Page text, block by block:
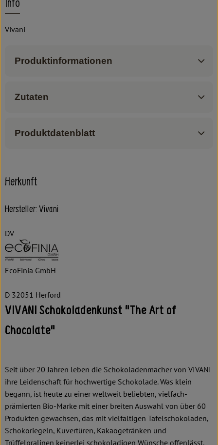
Info
Vivani
Produktinformationen
Zutaten
Produktdatenblatt
Herkunft
Hersteller: Vivani
DV
EcoFinia GmbH
D 32051 Herford
VIVANI Schokoladenkunst "The Art of
Chocolate"
Seit über 20 Jahren leben die Schokoladenmacher von VIVANI
ihre Leidenschaft für hochwertige Schokolade. Was klein
begann, ist heute zu einer weltweit beliebten, vielfach-
prämierten Bio-Marke mit einer breiten Auswahl von über 60
Produkten gewachsen, das mit vielfältigen Tafelschokoladen,
Schokoriegeln, Kuvertüren, Kakaogetränken und
Trüffelpralinen keinerlei schokoladigen Wünsche offenlässt.